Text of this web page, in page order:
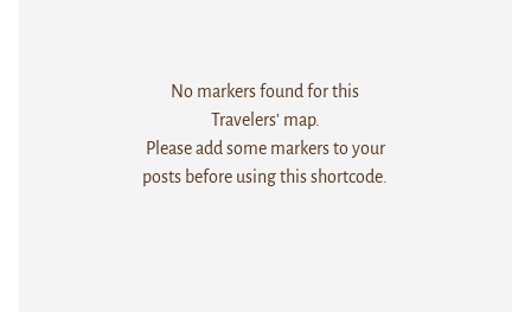
No markers found for this
Travelers' map.
Please add some markers to your
posts before using this shortcode.